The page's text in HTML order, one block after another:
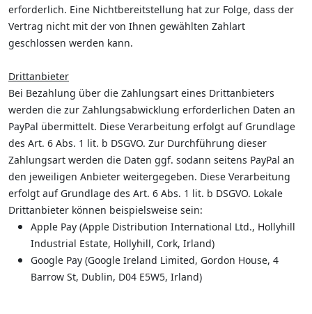
erforderlich. Eine Nichtbereitstellung hat zur Folge, dass der
Vertrag nicht mit der von Ihnen gewählten Zahlart
geschlossen werden kann.
Drittanbieter
Bei Bezahlung über die Zahlungsart eines Drittanbieters
werden die zur Zahlungsabwicklung erforderlichen Daten an
PayPal übermittelt. Diese Verarbeitung erfolgt auf Grundlage
des Art. 6 Abs. 1 lit. b DSGVO. Zur Durchführung dieser
Zahlungsart werden die Daten ggf. sodann seitens PayPal an
den jeweiligen Anbieter weitergegeben. Diese Verarbeitung
erfolgt auf Grundlage des Art. 6 Abs. 1 lit. b DSGVO. Lokale
Drittanbieter können beispielsweise sein:
Apple Pay (Apple Distribution International Ltd., Hollyhill
Industrial Estate, Hollyhill, Cork, Irland)
Google Pay (Google Ireland Limited, Gordon House, 4
Barrow St, Dublin, D04 E5W5, Irland)